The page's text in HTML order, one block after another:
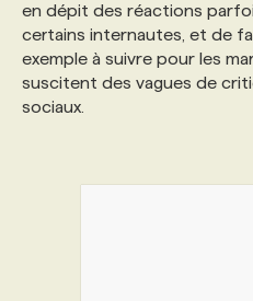
en dépit des réactions
certains internautes, et de
exemple à suivre pour les
suscitent des vagues de
sociaux.